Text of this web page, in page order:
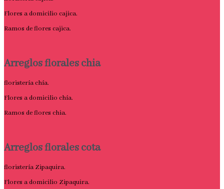
Flores a domicilio cajica.
Ramos de flores cajica.
Arreglos florales chia
floristería chía.
Flores a domicilio chía.
Ramos de flores chia.
Arreglos florales cota
floristería Zipaquira.
Flores a domicilio Zipaquira.